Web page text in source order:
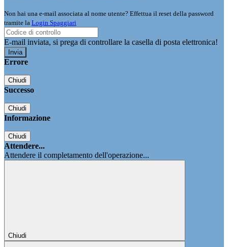
Non hai una e-mail associata al nome utente? Effettua il reset della password
tramite la Login Spaggiari
E-mail inviata, si prega di controllare la casella di posta elettronica!
Errore
Chiudi
Successo
Chiudi
Informazione
Chiudi
Attendere...
Attendere il completamento dell'operazione...
Chiudi